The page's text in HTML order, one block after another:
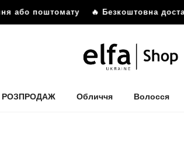
поштомату🔥 Безкоштовна доставка
РОЗПРОДАЖ Обличчя Волосся